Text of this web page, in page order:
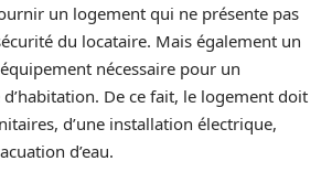
un logement qui ne présente pas
du locataire. Mais également un
nécessaire pour un
De ce fait, le logement doit
d’une installation électrique,
d’eau.